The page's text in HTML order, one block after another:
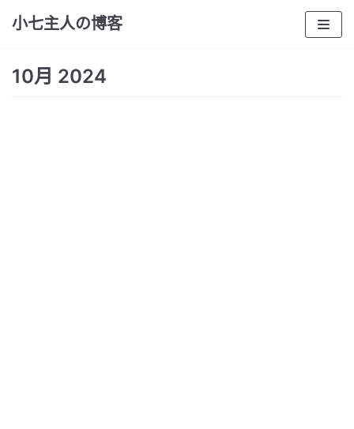
跳
文
小七主人の博客
10月 2024